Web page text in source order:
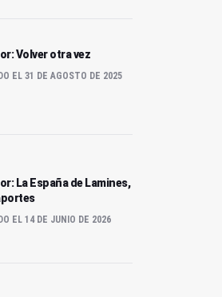
Volver otra vez
EL 31 DE AGOSTO DE 2025
La España de Lamines,
EL 14 DE JUNIO DE 2026